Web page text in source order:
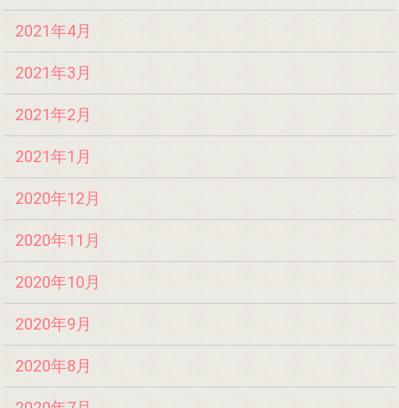
2021年4月
2021年3月
2021年2月
2021年1月
2020年12月
2020年11月
2020年10月
2020年9月
2020年8月